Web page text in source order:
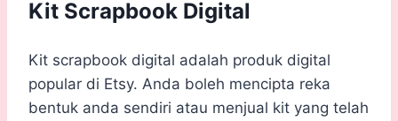
Kit Scrapbook Digital
Kit scrapbook digital adalah produk digital
popular di Etsy. Anda boleh mencipta reka
bentuk anda sendiri atau menjual kit yang telah